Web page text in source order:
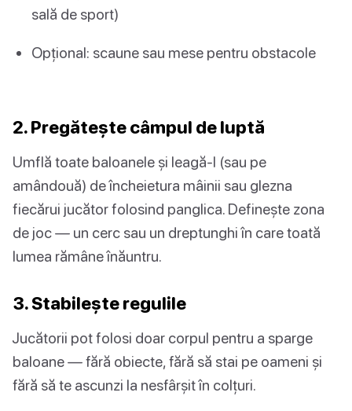
sală de sport)
Opțional: scaune sau mese pentru obstacole
2. Pregătește câmpul de luptă
Umflă toate baloanele și leagă-l (sau pe
amândouă) de încheietura mâinii sau glezna
fiecărui jucător folosind panglica. Definește zona
de joc — un cerc sau un dreptunghi în care toată
lumea rămâne înăuntru.
3. Stabilește regulile
Jucătorii pot folosi doar corpul pentru a sparge
baloane — fără obiecte, fără să stai pe oameni și
fără să te ascunzi la nesfârșit în colțuri.